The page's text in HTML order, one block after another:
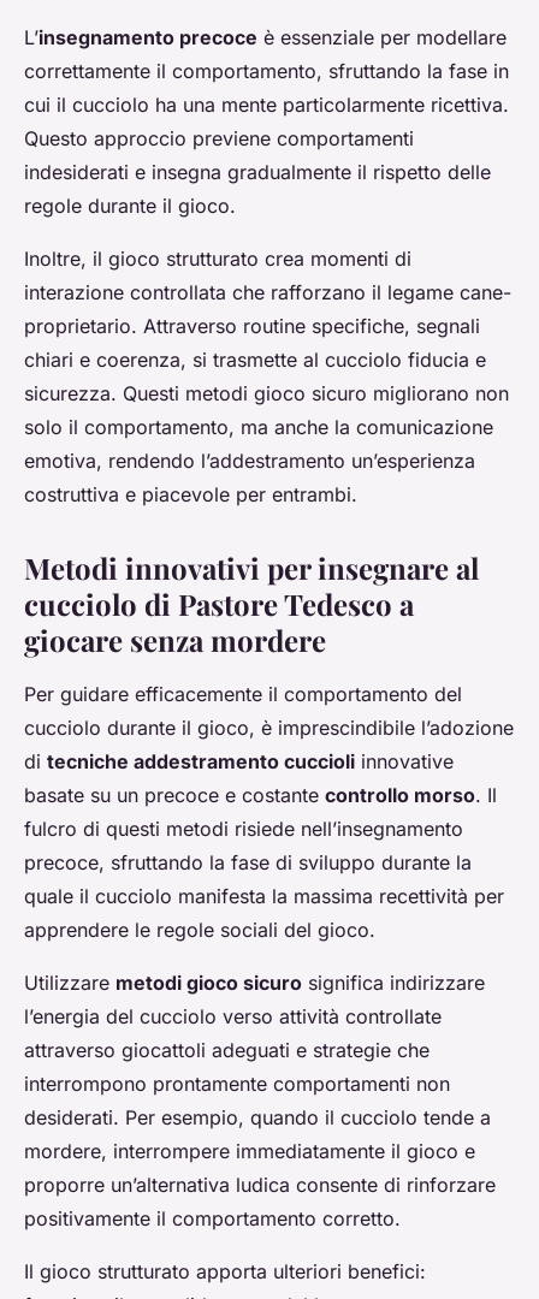
L’insegnamento precoce è essenziale per modellare
correttamente il comportamento, sfruttando la fase in
cui il cucciolo ha una mente particolarmente ricettiva.
Questo approccio previene comportamenti
indesiderati e insegna gradualmente il rispetto delle
regole durante il gioco.
Inoltre, il gioco strutturato crea momenti di
interazione controllata che rafforzano il legame cane-
proprietario. Attraverso routine specifiche, segnali
chiari e coerenza, si trasmette al cucciolo fiducia e
sicurezza. Questi metodi gioco sicuro migliorano non
solo il comportamento, ma anche la comunicazione
emotiva, rendendo l’addestramento un’esperienza
costruttiva e piacevole per entrambi.
Metodi innovativi per insegnare al
cucciolo di Pastore Tedesco a
giocare senza mordere
Per guidare efficacemente il comportamento del
cucciolo durante il gioco, è imprescindibile l’adozione
di tecniche addestramento cuccioli innovative
basate su un precoce e costante controllo morso. Il
fulcro di questi metodi risiede nell’insegnamento
precoce, sfruttando la fase di sviluppo durante la
quale il cucciolo manifesta la massima recettività per
apprendere le regole sociali del gioco.
Utilizzare metodi gioco sicuro significa indirizzare
l’energia del cucciolo verso attività controllate
attraverso giocattoli adeguati e strategie che
interrompono prontamente comportamenti non
desiderati. Per esempio, quando il cucciolo tende a
mordere, interrompere immediatamente il gioco e
proporre un’alternativa ludica consente di rinforzare
positivamente il comportamento corretto.
Il gioco strutturato apporta ulteriori benefici: